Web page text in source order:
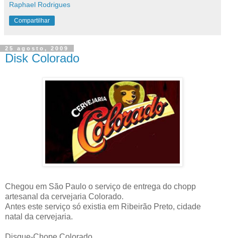
Raphael Rodrigues
Compartilhar
25 agosto, 2009
Disk Colorado
Chegou em São Paulo o serviço de entrega do chopp
artesanal da cervejaria Colorado.
Antes este serviço só existia em Ribeirão Preto, cidade
natal da cervejaria.